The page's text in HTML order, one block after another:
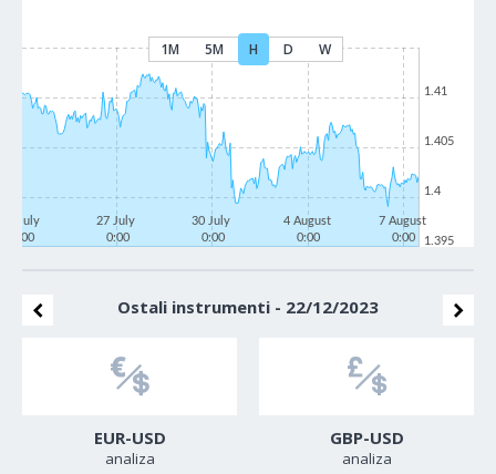
1M 5M H D W
22 July
0:00
27 July
0:00
30 July
0:00
4 August
0:00
7 August
0:00
1.395
1.4
1.405
1.41
Ostali instrumenti - 22/12/2023
EUR-USD
analiza
GBP-USD
analiza